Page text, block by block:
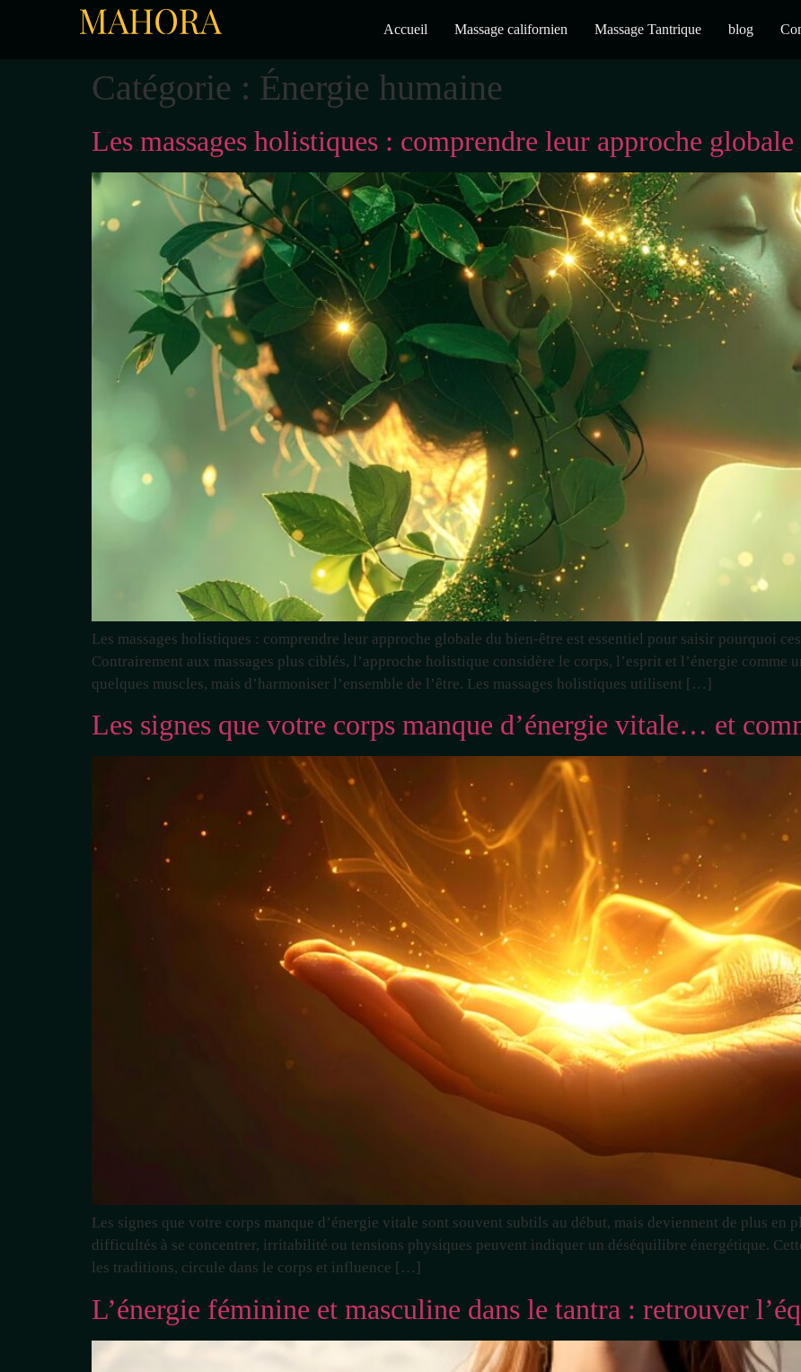
Accueil Massage californien Massage Tantrique blog
Catégorie : Énergie humaine
Les massages holistiques : comprendre leur approche
Les massages holistiques : comprendre leur approche globale du bien-être est essentiel pour saisir pourquoi
Contrairement aux massages plus ciblés, l’approche holistique considère le corps, l’esprit et l’énergie comme
quelques muscles, mais d’harmoniser l’ensemble de l’être. Les massages holistiques utilisent […]
Les signes que votre corps manque d’énergie vitale… et
Les signes que votre corps manque d’énergie vitale sont souvent subtils au début, mais deviennent de plus en
difficultés à se concentrer, irritabilité ou tensions physiques peuvent indiquer un déséquilibre énergétique.
les traditions, circule dans le corps et influence […]
L’énergie féminine et masculine dans le tantra : retrouver